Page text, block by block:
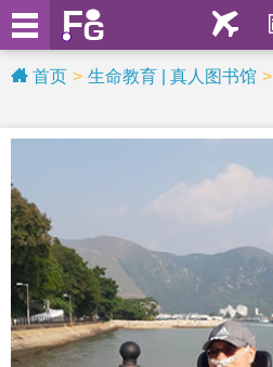
首页 生命教育 | 真人图书馆